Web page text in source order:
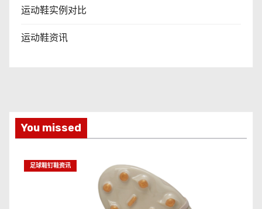
运动鞋实例对比
运动鞋资讯
You missed
足球鞋钉鞋资讯